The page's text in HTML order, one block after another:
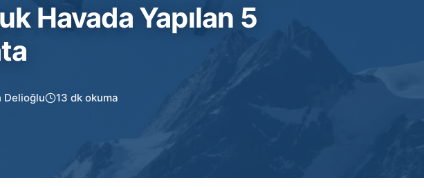
Havada Yapılan 5
Delioğlu 13 dk okuma